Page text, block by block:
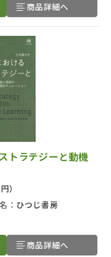
商品詳細へ
トラテジーと動機
）
： ひつじ書房
商品詳細へ